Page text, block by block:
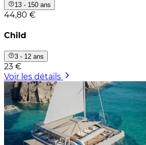
13 - 150 ans
44,80 €
Child
3 - 12 ans
23 €
Voir les détails